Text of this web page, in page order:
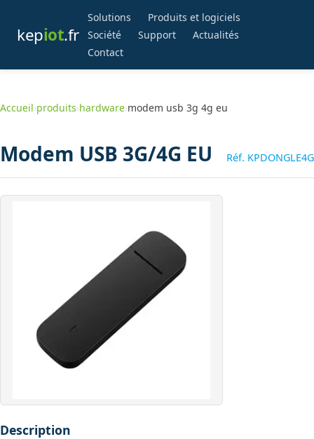
kepiot.fr
Solutions
Produits et logiciels
Société
Support
Actualités
Contact
Accueil›produits›hardware›modem usb 3g 4g eu
Modem USB 3G/4G EU Réf. KPDONGLE4G
Description